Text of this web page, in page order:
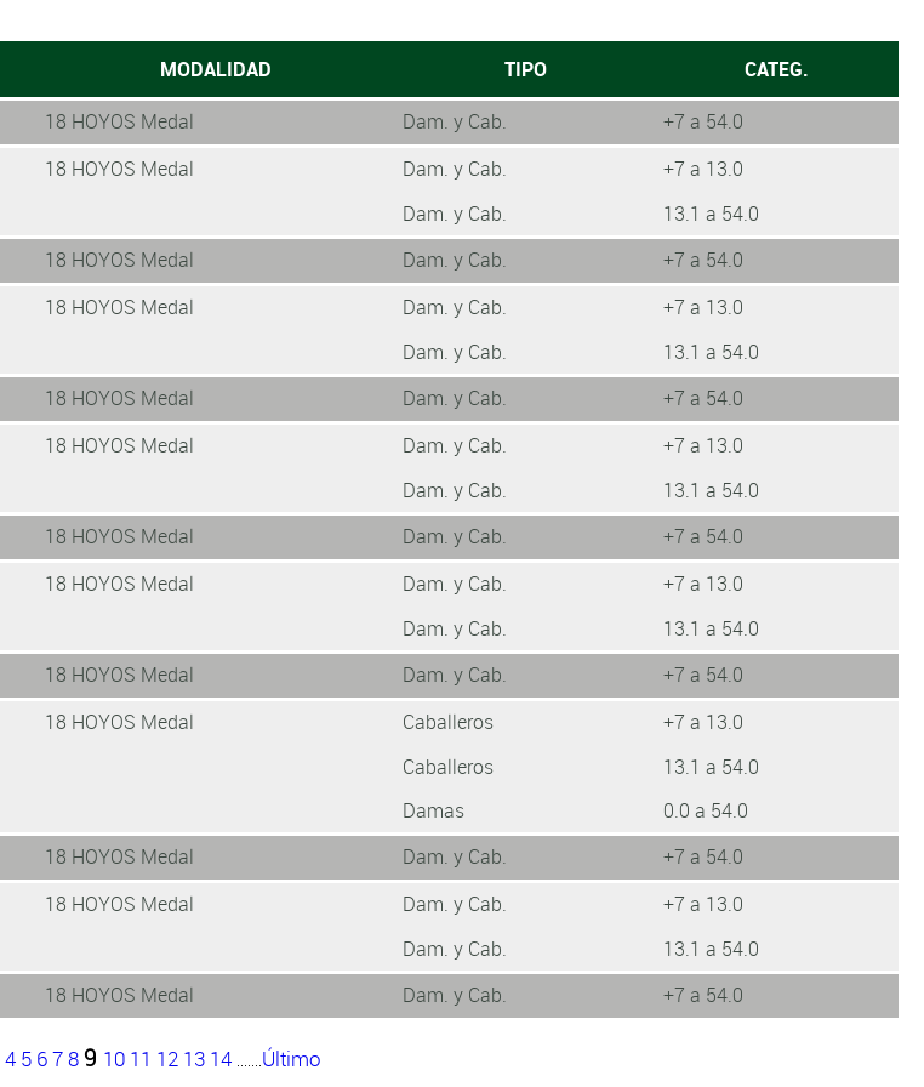
MODALIDAD TIPO
CATEG.
18 HOYOS Medal Dam. y Cab.
+7 a 54.0
18 HOYOS Medal Dam. y Cab.
+7 a 13.0
Dam. y Cab.
13.1 a 54.0
18 HOYOS Medal Dam. y Cab.
+7 a 54.0
18 HOYOS Medal Dam. y Cab.
+7 a 13.0
Dam. y Cab.
13.1 a 54.0
18 HOYOS Medal Dam. y Cab.
+7 a 54.0
18 HOYOS Medal Dam. y Cab.
+7 a 13.0
Dam. y Cab.
13.1 a 54.0
18 HOYOS Medal Dam. y Cab.
+7 a 54.0
18 HOYOS Medal Dam. y Cab.
+7 a 13.0
Dam. y Cab.
13.1 a 54.0
18 HOYOS Medal Dam. y Cab.
+7 a 54.0
18 HOYOS Medal Caballeros
+7 a 13.0
Caballeros
13.1 a 54.0
Damas
0.0 a 54.0
18 HOYOS Medal Dam. y Cab.
+7 a 54.0
18 HOYOS Medal Dam. y Cab.
+7 a 13.0
Dam. y Cab.
13.1 a 54.0
18 HOYOS Medal Dam. y Cab. +7 a 54.0
4 5 6789 10 11 12 13 14 .......Último